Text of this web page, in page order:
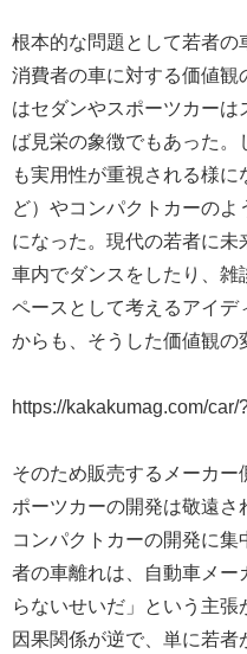
根本的な問題として若者の
消費者の車に対する価値
はセダンやスポーツカー
ば見栄の象徴でもあった。
も実用性が重視される様
ど）やコンパクトカーのよ
になった。現代の若者に未
車内でダンスをしたり、雑
ペースとして考えるアイデ
からも、そうした価値観の
https://kakakumag.com/car/
そのため販売するメーカー
ポーツカーの開発は敬遠
コンパクトカーの開発に
者の車離れは、自動車メ
らないせいだ」という主
因果関係が逆で、単に若